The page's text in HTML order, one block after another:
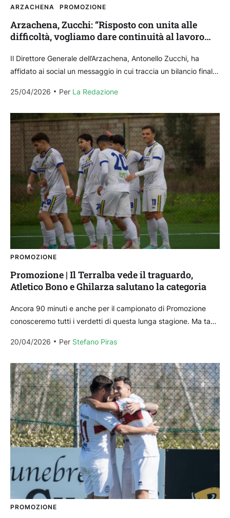
ARZACHENA PROMOZIONE
Arzachena, Zucchi: “Risposto con unita alle
difficoltà, vogliamo dare continuità al lavoro
Il Direttore Generale dell’Arzachena, Antonello Zucchi, ha
affidato ai social un messaggio in cui traccia un bilancio finale
25/04/2026
Per La Redazione
PROMOZIONE
Promozione | Il Terralba vede il traguardo,
Atletico Bono e Ghilarza salutano la categoria
Ancora 90 minuti e anche per il campionato di Promozione
conosceremo tutti i verdetti di questa lunga stagione. Ma tanti
20/04/2026
Per Stefano Piras
PROMOZIONE